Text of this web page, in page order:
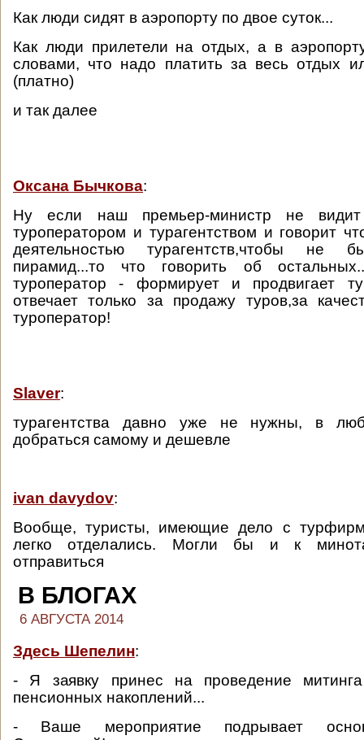
Как люди сидят в аэропорту по двое суток...
Как люди прилетели на отдых, а в
словами, что надо платить за весь отдых
(платно)
и так далее
Оксана Бычкова:
Ну если наш премьер-министр не
туроператором и турагентством и говорит
деятельностью турагентств,чтобы не
пирамид...то что говорить об
туроператор - формирует и продвигает
отвечает только за продажу туров,за
туроператор!
Slaver:
турагентства давно уже не нужны, в
добраться самому и дешевле
ivan davydov:
Вообще, туристы, имеющие дело с
легко отделались. Могли бы и к
отправиться
В БЛОГАХ
6 АВГУСТА 2014
Здесь Шепелин:
- Я заявку принес на проведение
пенсионных накоплений...
- Ваше мероприятие подрывает